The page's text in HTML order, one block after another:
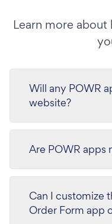
Learn more
Will any POWR
website?
Are POWR apps
Can I customize
Order Form app